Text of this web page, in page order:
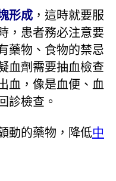
形成 ，這時就要服
，患者務必注意要
藥物、食物的禁忌
血劑需要抽血檢查
血，像是血便、血
診檢查。
動的藥物，降低中